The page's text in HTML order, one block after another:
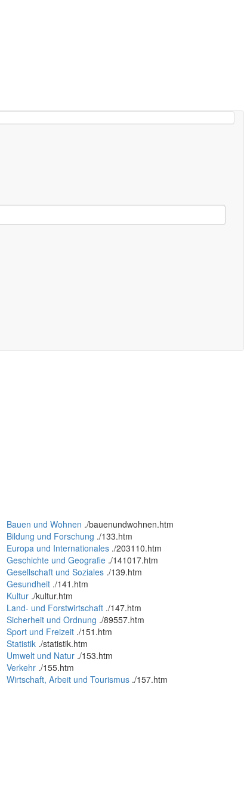
Bauen und Wohnen ./bauenundwohnen.htm
Bildung und Forschung ./133.htm
Europa und Internationales ./203110.htm
Geschichte und Geografie ./141017.htm
Gesellschaft und Soziales ./139.htm
Gesundheit ./141.htm
Kultur ./kultur.htm
Land- und Forstwirtschaft ./147.htm
Sicherheit und Ordnung ./89557.htm
Sport und Freizeit ./151.htm
Statistik ./statistik.htm
Umwelt und Natur ./153.htm
Verkehr ./155.htm
Wirtschaft, Arbeit und Tourismus ./157.htm